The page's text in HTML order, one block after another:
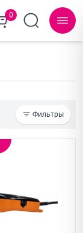
0
Фильтры